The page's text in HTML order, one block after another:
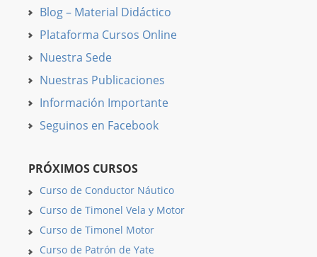
Blog – Material Didáctico
Plataforma Cursos Online
Nuestra Sede
Nuestras Publicaciones
Información Importante
Seguinos en Facebook
PRÓXIMOS CURSOS
Curso de Conductor Náutico
Curso de Timonel Vela y Motor
Curso de Timonel Motor
Curso de Patrón de Yate